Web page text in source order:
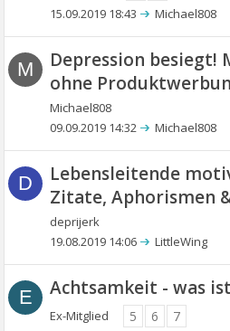
15.09.2019 18:43 Michael808
M
Depression besiegt!
ohne
Michael808
09.09.2019 14:32 Michael808
D
Lebensleitende
Zitate, Aphorismen
deprijerk
19.08.2019 14:06 LittleWing
E Achtsamkeit - was
Ex-Mitglied 5 6 7